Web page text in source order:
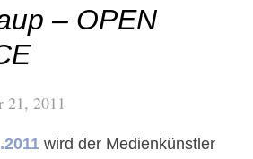
– OPEN
21, 2011
wird der Medienkünstler